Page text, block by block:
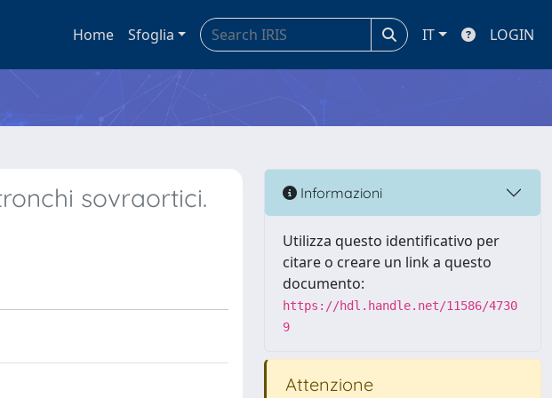
Home Sfoglia IT LOGIN
sovraortici.
Informazioni
Utilizza questo identificativo per
citare o creare un link a questo
documento:
https://hdl.handle.net/11586/4730
9
Attenzione